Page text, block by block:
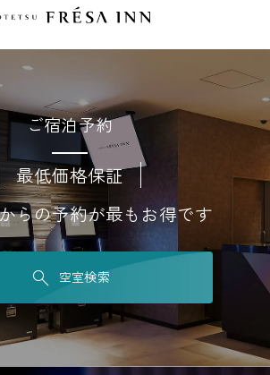
ご宿泊予約
最低価格保証
らの予約が最もお得です
空室検索